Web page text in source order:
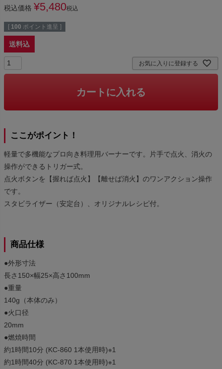
税込価格 ¥5,480税込
[ 100 ポイント進呈 ]
送料込
お気に入りに登録する
カートに入れる
ここがポイント！
軽量で多機能なプロ向き料理用バーナーです。片手で点火、消火の
操作ができるトリガー式。
点火ボタンを【握れば点火】【離せば消火】のワンアクション操作
です。
スタビライザー（安定台）、オリジナルレシピ付。
商品仕様
●外形寸法
長さ150×幅25×高さ100mm
●重量
140g（本体のみ）
●火口径
20mm
●燃焼時間
約1時間10分 (KC-860 1本使用時)※1
約1時間40分 (KC-870 1本使用時)※1